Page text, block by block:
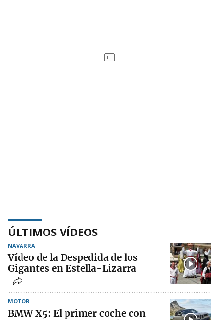
ÚLTIMOS VÍDEOS
NAVARRA
Vídeo de la Despedida de los
Gigantes en Estella-Lizarra
MOTOR
BMW X5: El primer coche con